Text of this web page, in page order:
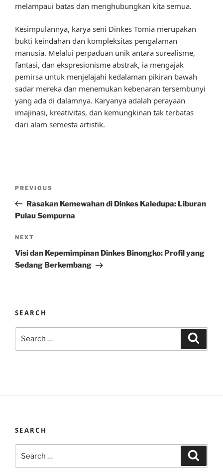
melampaui batas dan menghubungkan kita semua.
Kesimpulannya, karya seni Dinkes Tomia merupakan
bukti keindahan dan kompleksitas pengalaman
manusia. Melalui perpaduan unik antara surealisme,
fantasi, dan ekspresionisme abstrak, ia mengajak
pemirsa untuk menjelajahi kedalaman pikiran bawah
sadar mereka dan menemukan kebenaran tersembunyi
yang ada di dalamnya. Karyanya adalah perayaan
imajinasi, kreativitas, dan kemungkinan tak terbatas
dari alam semesta artistik.
Previous
Post
PREVIOUS
Rasakan Kemewahan di Dinkes Kaledupa: Liburan
Pulau Sempurna
Next
Post
NEXT
Visi dan Kepemimpinan Dinkes Binongko: Profil yang
Sedang Berkembang
SEARCH
SEARCH
for: